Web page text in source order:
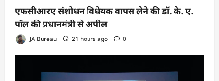
एफसीआरए संशोधन विधेयक वापस लेने की डॉ. के. ए.
पॉल की प्रधानमंत्री से अपील
JA Bureau 21 hours ago 0